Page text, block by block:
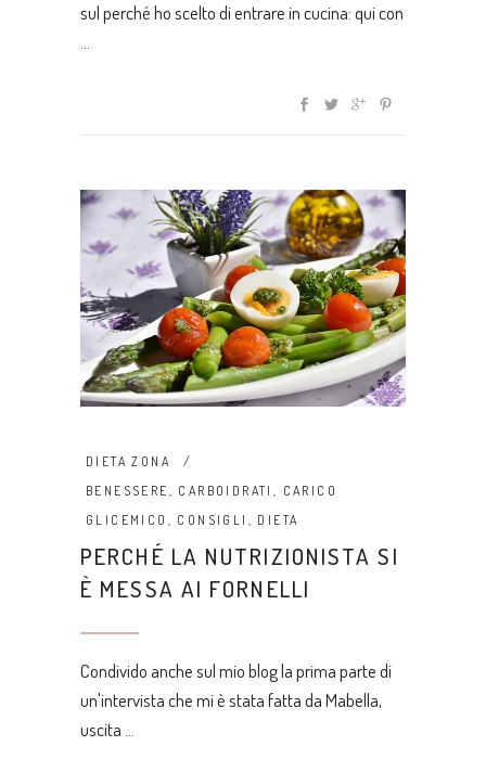
sul perché ho scelto di entrare in cucina: qui con
DIETA ZONA
BENESSERE
CARBOIDRATI
CARICO
GLICEMICO
CONSIGLI DIETA
PERCHÉ LA NUTRIZIONISTA SI
È MESSA AI FORNELLI
Condivido anche sul mio blog la prima parte di
un'intervista che mi è stata fatta da Mabella,
uscita